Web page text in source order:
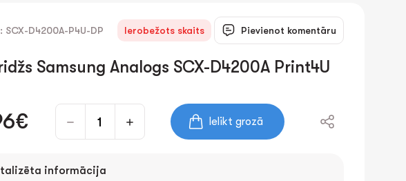
SCX-D4200A-P4U-DP Ierobežots skaits Pievienot komentāru
Samsung Analogs SCX-D4200A Print4U
Ielikt grozā
informācija